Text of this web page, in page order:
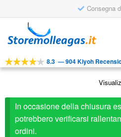
Consegna
alla
al
STRUMENTI
APPLICAZIONI
SERVIZIO CLIENTI
8.3 —904 Kiyoh
In occasione della chiusura
potrebbero verificarsi
ordini.